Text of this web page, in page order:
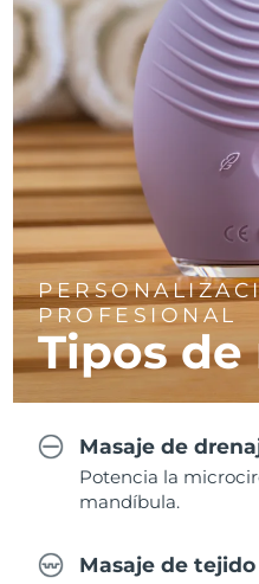
PROFESIONAL
Tipos de
Masaje de
Potencia la
mandíbula.
Masaje de